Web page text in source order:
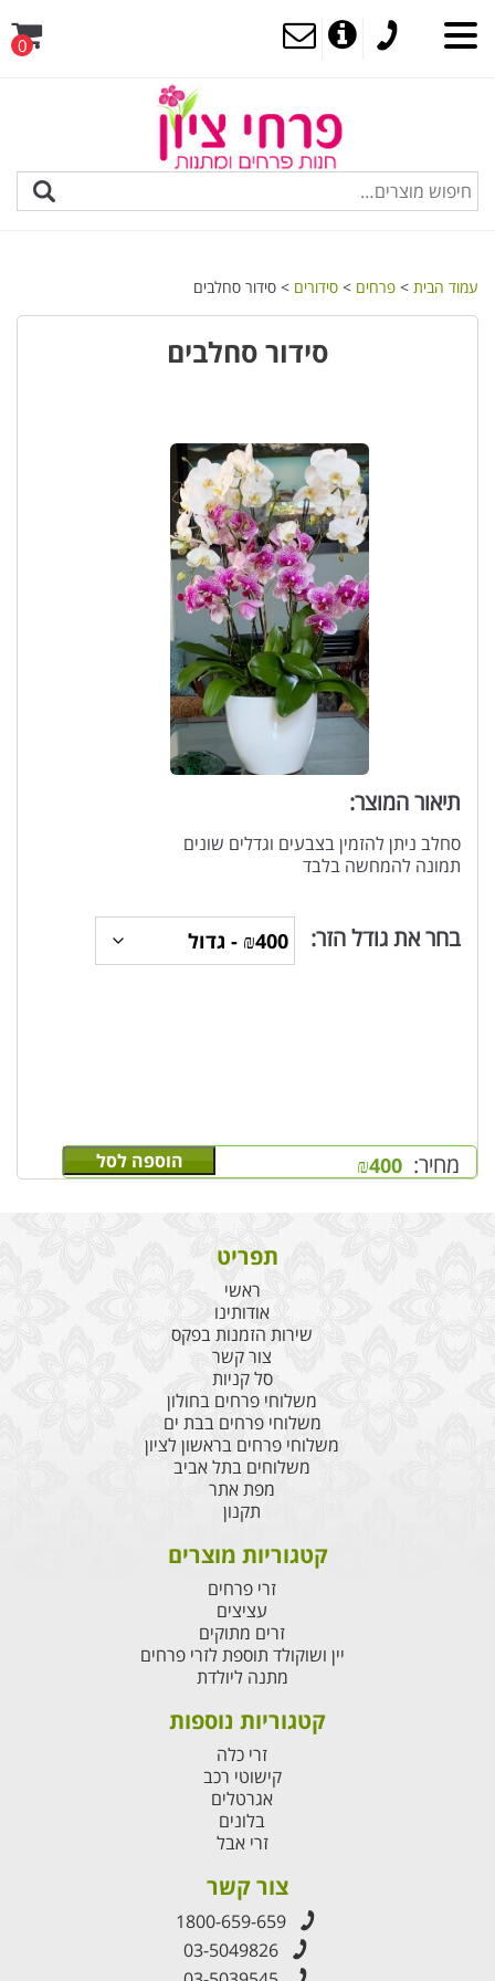
0
עמוד הבית > פרחים > סידורים > סידור סחלבים
סידור סחלבים
תיאור המוצר:
סחלב ניתן להזמין בצבעים וגדלים שונים
תמונה להמחשה בלבד
בחר את גודל הזר:
מחיר: ₪400 הוספה לסל
תפריט
ראשי
אודותינו
שירות הזמנות בפקס
צור קשר
סל קניות
משלוחי פרחים בחולון
משלוחי פרחים בבת ים
משלוחי פרחים בראשון לציון
משלוחים בתל אביב
מפת אתר
תקנון
קטגוריות מוצרים
זרי פרחים
עציצים
זרים מתוקים
יין ושוקולד תוספת לזרי פרחים
מתנה ליולדת
קטגוריות נוספות
זרי כלה
קישוטי רכב
אגרטלים
בלונים
זרי אבל
צור קשר
1800-659-659
03-5049826